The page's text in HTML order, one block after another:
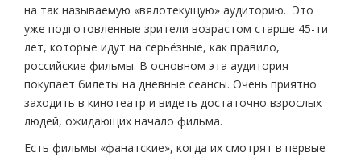
на так называемую «вялотекущую» аудиторию. Это
уже подготовленные зрители возрастом старше 45-ти
лет, которые идут на серьёзные, как правило,
российские фильмы. В основном эта аудитория
покупает билеты на дневные сеансы. Очень приятно
заходить в кинотеатр и видеть достаточно взрослых
людей, ожидающих начало фильма.
Есть фильмы «фанатские», когда их смотрят в первые